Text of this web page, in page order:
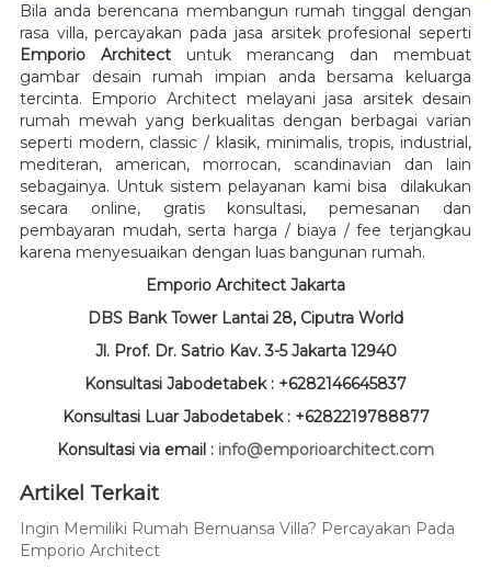
Bila anda berencana membangun rumah tinggal dengan
rasa villa, percayakan pada jasa arsitek profesional seperti
Emporio Architectuntuk merancang dan membuat
gambar desain rumah impian anda bersama keluarga
tercinta. Emporio Architect melayani jasa arsitek desain
rumah mewah yang berkualitas dengan berbagai varian
seperti modern, classic / klasik, minimalis, tropis, industrial,
mediteran, american, morrocan, scandinavian dan lain
sebagainya. Untuk sistem pelayanan kami bisa dilakukan
secara online, gratis konsultasi, pemesanan dan
pembayaran mudah, serta harga / biaya / fee terjangkau
karena menyesuaikan dengan luas bangunan rumah.
Emporio Architect Jakarta
DBS Bank Tower Lantai 28, Ciputra World
Jl. Prof. Dr. Satrio Kav. 3-5 Jakarta 12940
Konsultasi Jabodetabek : +6282146645837
Konsultasi Luar Jabodetabek : +6282219788877
Konsultasi via email : info@emporioarchitect.com
Artikel Terkait
Ingin Memiliki Rumah Bernuansa Villa? Percayakan Pada
Emporio Architect